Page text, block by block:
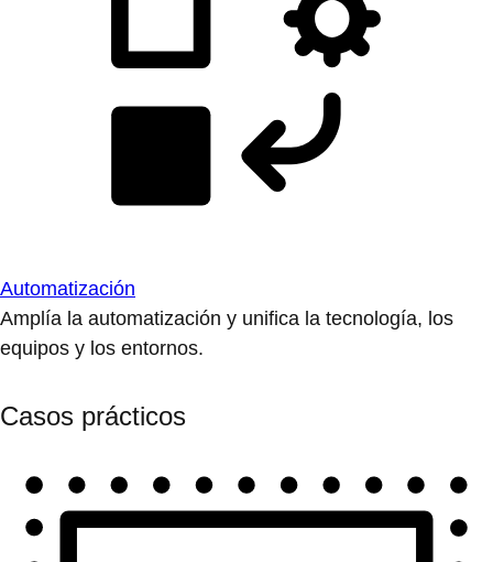
Automatización
Amplía la automatización y unifica la tecnología, los
equipos y los entornos.
Casos prácticos